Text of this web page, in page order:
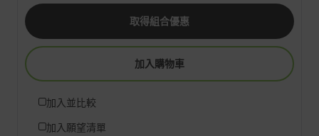
取得組合優惠
加入購物車
加入並比較
加入願望清單